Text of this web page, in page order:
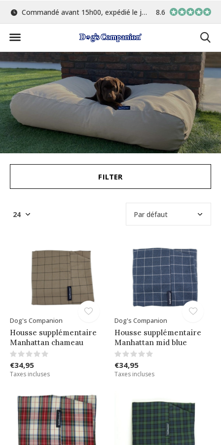
Commandé avant 15h00, expédié le jour même Le plus grand choix de
8.6
FILTER
Dog's Companion
Housse supplémentaire
Manhattan chameau
€34,95
Taxes incluses
Dog's Companion
Housse supplémentaire
Manhattan mid blue
€34,95
Taxes incluses